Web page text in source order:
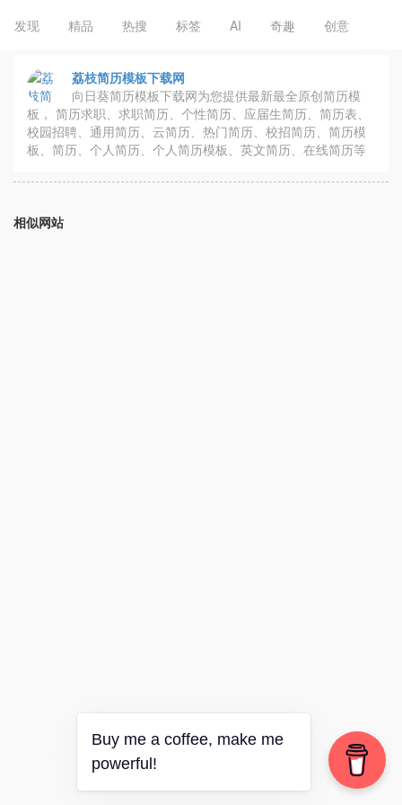
发现 精品 热搜 标签 AI 奇趣 创意
荔枝简历模板下载网
向日葵简历模板下载网为您提供最新最全原创简历模
板， 简历求职、求职简历、个性简历、应届生简历、简历表、
校园招聘、通用简历、云简历、热门简历、校招简历、简历模
板、简历、个人简历、个人简历模板、英文简历、在线简历等
相似网站
Buy me a coffee, make me
powerful!